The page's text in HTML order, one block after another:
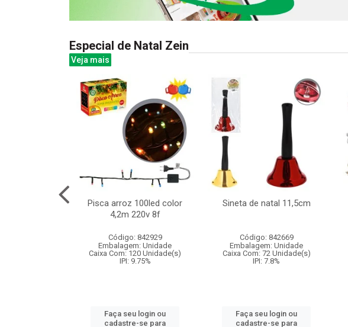
Especial de Natal Zein
Veja mais
Pisca arroz 100led color
4,2m 220v 8f
Código: 842929
Embalagem: Unidade
Caixa Com: 120 Unidade(s)
IPI: 9.75%
Faça seu login ou
cadastre-se para
Sineta de natal 11,5cm
Código: 842669
Embalagem: Unidade
Caixa Com: 72 Unidade(s)
IPI: 7.8%
Faça seu login ou
cadastre-se para